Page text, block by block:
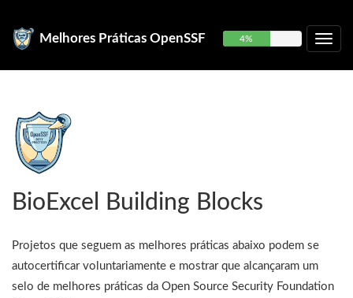
Melhores Práticas OpenSSF 4%
BioExcel Building Blocks
Projetos que seguem as melhores práticas abaixo podem se
autocertificar voluntariamente e mostrar que alcançaram um
selo de melhores práticas da Open Source Security Foundation